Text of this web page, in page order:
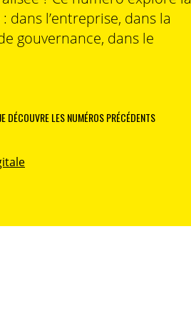
dans l’entreprise, dans la
gouvernance, dans le
JE DÉCOUVRE LES NUMÉROS PRÉCÉDENTS